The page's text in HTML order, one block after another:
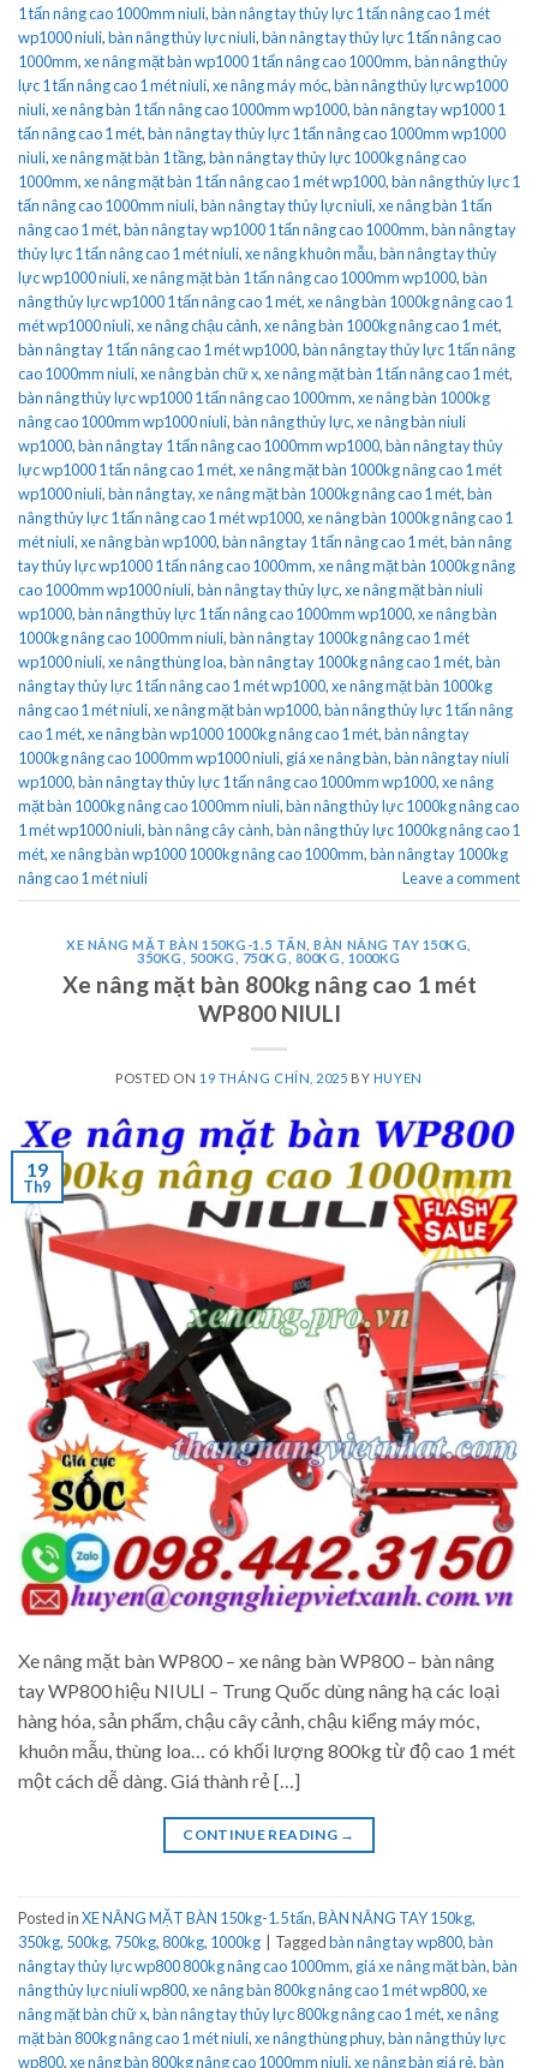
1 tấn nâng cao 1000mm niuli,bàn nâng tay thủy lực 1 tấn nâng cao 1 mét
wp1000 niuli,bàn nâng thủy lực niuli,bàn nâng tay thủy lực 1 tấn nâng cao
1000mm,xe nâng mặt bàn wp1000 1 tấn nâng cao 1000mm,bàn nâng thủy
lực 1 tấn nâng cao 1 mét niuli,xe nâng máy móc,bàn nâng thủy lực wp1000
niuli,xe nâng bàn 1 tấn nâng cao 1000mm wp1000,bàn nâng tay wp1000 1
tấn nâng cao 1 mét,bàn nâng tay thủy lực 1 tấn nâng cao 1000mm wp1000
niuli,xe nâng mặt bàn 1 tầng,bàn nâng tay thủy lực 1000kg nâng cao
1000mm,xe nâng mặt bàn 1 tấn nâng cao 1 mét wp1000,bàn nâng thủy lực 1
tấn nâng cao 1000mm niuli,bàn nâng tay thủy lực niuli,xe nâng bàn 1 tấn
nâng cao 1 mét,bàn nâng tay wp1000 1 tấn nâng cao 1000mm,bàn nâng tay
thủy lực 1 tấn nâng cao 1 mét niuli,xe nâng khuôn mẫu,bàn nâng tay thủy
lực wp1000 niuli,xe nâng mặt bàn 1 tấn nâng cao 1000mm wp1000,bàn
nâng thủy lực wp1000 1 tấn nâng cao 1 mét,xe nâng bàn 1000kg nâng cao 1
mét wp1000 niuli,xe nâng chậu cảnh,xe nâng bàn 1000kg nâng cao 1 mét,
bàn nâng tay 1 tấn nâng cao 1 mét wp1000,bàn nâng tay thủy lực 1 tấn nâng
cao 1000mm niuli,xe nâng bàn chữ x,xe nâng mặt bàn 1 tấn nâng cao 1 mét,
bàn nâng thủy lực wp1000 1 tấn nâng cao 1000mm,xe nâng bàn 1000kg
nâng cao 1000mm wp1000 niuli,bàn nâng thủy lực,xe nâng bàn niuli
wp1000,bàn nâng tay 1 tấn nâng cao 1000mm wp1000,bàn nâng tay thủy
lực wp1000 1 tấn nâng cao 1 mét,xe nâng mặt bàn 1000kg nâng cao 1 mét
wp1000 niuli,bàn nâng tay,xe nâng mặt bàn 1000kg nâng cao 1 mét,bàn
nâng thủy lực 1 tấn nâng cao 1 mét wp1000,xe nâng bàn 1000kg nâng cao 1
mét niuli,xe nâng bàn wp1000,bàn nâng tay 1 tấn nâng cao 1 mét,bàn nâng
tay thủy lực wp1000 1 tấn nâng cao 1000mm,xe nâng mặt bàn 1000kg nâng
cao 1000mm wp1000 niuli,bàn nâng tay thủy lực,xe nâng mặt bàn niuli
wp1000,bàn nâng thủy lực 1 tấn nâng cao 1000mm wp1000,xe nâng bàn
1000kg nâng cao 1000mm niuli,bàn nâng tay 1000kg nâng cao 1 mét
wp1000 niuli,xe nâng thùng loa,bàn nâng tay 1000kg nâng cao 1 mét,bàn
nâng tay thủy lực 1 tấn nâng cao 1 mét wp1000,xe nâng mặt bàn 1000kg
nâng cao 1 mét niuli,xe nâng mặt bàn wp1000,bàn nâng thủy lực 1 tấn nâng
cao 1 mét,xe nâng bàn wp1000 1000kg nâng cao 1 mét,bàn nâng tay
1000kg nâng cao 1000mm wp1000 niuli, giá xe nâng bàn,bàn nâng tay niuli
wp1000,bàn nâng tay thủy lực 1 tấn nâng cao 1000mm wp1000,xe nâng
mặt bàn 1000kg nâng cao 1000mm niuli,bàn nâng thủy lực 1000kg nâng cao
1 mét wp1000 niuli,bàn nâng cây cành,bàn nâng thủy lực 1000kg nâng cao 1
mét,xe nâng bàn wp1000 1000kg nâng cao 1000mm,bàn nâng tay 1000kg
nâng cao 1 mét niuli
Leave a comment
XE NÂNG MẶT BÀN 150KG-1.5 TẤN ,BÀN NÂNG TAY 150KG,
350KG, 500KG, 750KG, 800KG, 1000KG
Xe nâng mặt bàn 800kg nâng cao 1 mét
WP800 NIULI
POSTED ON 19 THÁNG CHÍN, 2025 BY HUYEN
19
Th9
Xe nâng mặt bàn WP800 – xe nâng bàn WP800 – bàn nâng
tay WP800 hiệu NIULI – Trung Quốc dùng nâng hạ các loại
hàng hóa, sản phẩm, chậu cây cảnh, chậu kiểng máy móc,
khuôn mẫu, thùng loa… có khối lượng 800kg từ độ cao 1 mét
một cách dễ dàng. Giá thành rẻ […]
CONTINUE READING →
Posted inXE NÂNG MẶT BÀN 150kg-1.5 tấn,BÀN NÂNG TAY 150kg,
350kg, 500kg, 750kg, 800kg, 1000kg
Taggedbàn nâng tay wp800,bàn
nâng tay thủy lực wp800 800kg nâng cao 1000mm, giá xe nâng mặt bàn,bàn
nâng thủy lực niuli wp800,xe nâng bàn 800kg nâng cao 1 mét wp800,xe
nâng mặt bàn chữ x,bàn nâng tay thủy lực 800kg nâng cao 1 mét,xe nâng
mặt bàn 800kg nâng cao 1 mét niuli,xe nâng thùng phuy,bàn nâng thủy lực
wp800,xe nâng bàn 800kg nâng cao 1000mm niuli,xe nâng bàn giá rẻ,bàn